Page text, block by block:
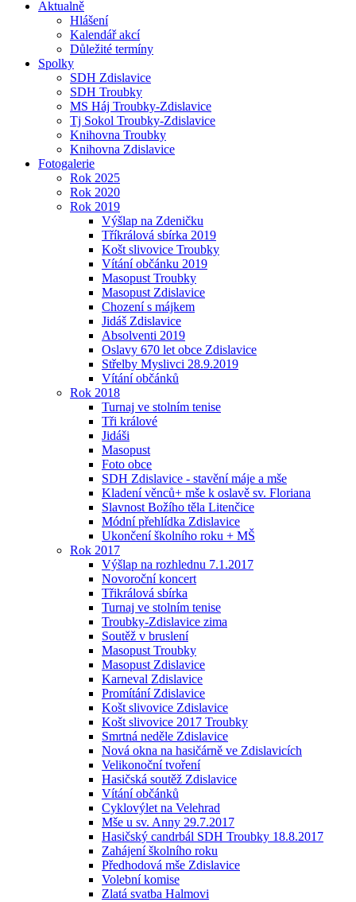
Aktualně
Hlášení
Kalendář akcí
Důležité termíny
Spolky
SDH Zdislavice
SDH Troubky
MS Háj Troubky-Zdislavice
Tj Sokol Troubky-Zdislavice
Knihovna Troubky
Knihovna Zdislavice
Fotogalerie
Rok 2025
Rok 2020
Rok 2019
Výšlap na Zdeničku
Tříkrálová sbírka 2019
Košt slivovice Troubky
Vítání občánku 2019
Masopust Troubky
Masopust Zdislavice
Chození s májkem
Jidáš Zdislavice
Absolventi 2019
Oslavy 670 let obce Zdislavice
Střelby Myslivci 28.9.2019
Vítání občánků
Rok 2018
Turnaj ve stolním tenise
Tři králové
Jidáši
Masopust
Foto obce
SDH Zdislavice - stavění máje a mše
Kladení věnců+ mše k oslavě sv. Floriana
Slavnost Božího těla Litenčice
Módní přehlídka Zdislavice
Ukončení školního roku + MŠ
Rok 2017
Výšlap na rozhlednu 7.1.2017
Novoroční koncert
Třikrálová sbírka
Turnaj ve stolním tenise
Troubky-Zdislavice zima
Soutěž v bruslení
Masopust Troubky
Masopust Zdislavice
Karneval Zdislavice
Promítání Zdislavice
Košt slivovice Zdislavice
Košt slivovice 2017 Troubky
Smrtná neděle Zdislavice
Nová okna na hasičárně ve Zdislavicích
Velikonoční tvoření
Hasičská soutěž Zdislavice
Vítání občánků
Cyklovýlet na Velehrad
Mše u sv. Anny 29.7.2017
Hasičský candrbál SDH Troubky 18.8.2017
Zahájení školního roku
Předhodová mše Zdislavice
Volební komise
Zlatá svatba Halmovi